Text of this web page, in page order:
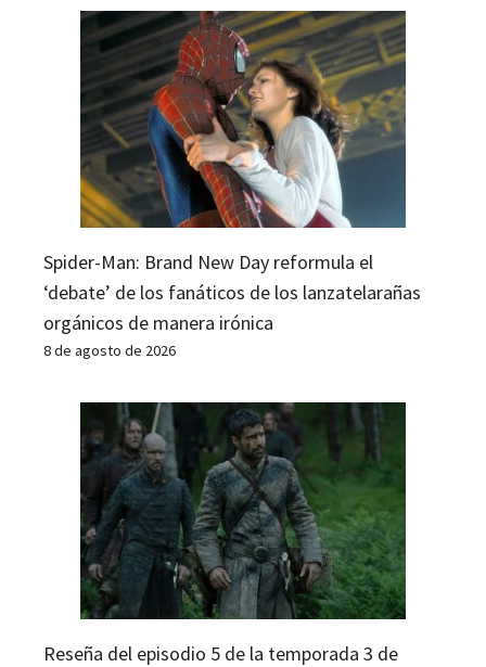
Spider-Man: Brand New Day reformula el
‘debate’ de los fanáticos de los lanzatelarañas
orgánicos de manera irónica
8 de agosto de 2026
Reseña del episodio 5 de la temporada 3 de